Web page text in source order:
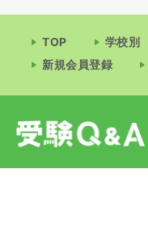
TOP 学校別
新規会員登録